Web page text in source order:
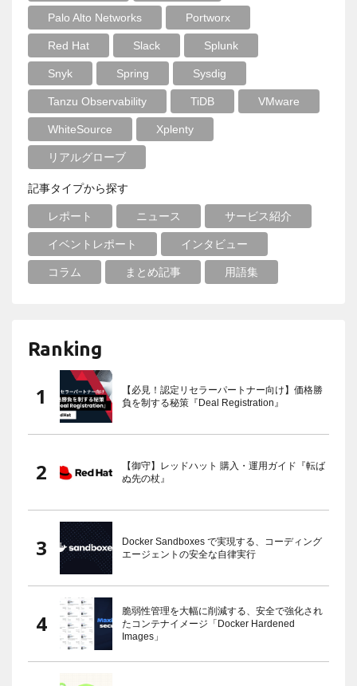
Palo Alto Networks Portworx
Red Hat Slack Splunk
Snyk Spring Sysdig
Tanzu Observability TiDB VMware
WhiteSource Xplenty
リアルグローブ
記事タイプから探す
レポート ニュース サービス紹介
イベントレポート インタビュー
コラム まとめ記事 用語集
Ranking
【必見！認定リセラーパートナー向け】価格勝
負を制する秘策『Deal Registration』
【御守】レッドハット 購入・運用ガイド『転ば
ぬ先の杖』
Docker Sandboxes で実現する、コーディング
エージェントの安全な自律実行
脆弱性管理を大幅に削減する、安全で強化され
たコンテナイメージ「Docker Hardened
Images」